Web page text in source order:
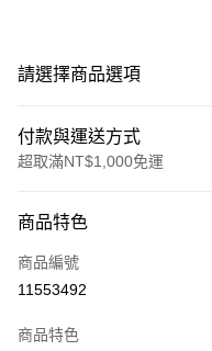
請選擇商品選項
付款與運送方式
超取滿NT$1,000免運
信用卡一次付款
信用卡分期付款
合作金庫商業銀行
6 期 0 利率 每期
商品特色
商品編號
11553492
商品特色